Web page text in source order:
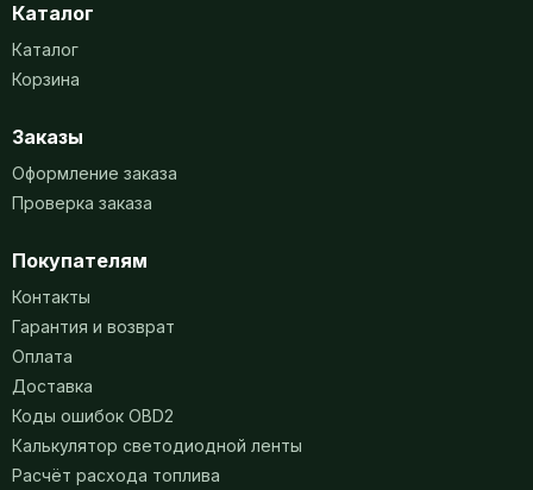
Каталог
Каталог
Корзина
Заказы
Оформление заказа
Проверка заказа
Покупателям
Контакты
Гарантия и возврат
Оплата
Доставка
Коды ошибок OBD2
Калькулятор светодиодной ленты
Расчёт расхода топлива